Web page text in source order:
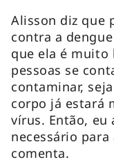
Alisson diz que
contra a
que ela é muito
pessoas se
contaminar,
corpo já estará
vírus. Então, eu
necessário para
comenta.